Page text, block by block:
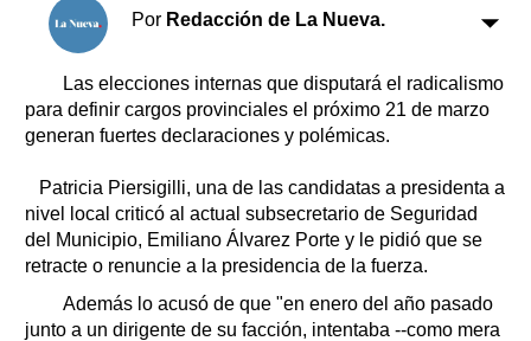
Suplementos
Transportes
Loterías
Datos Útiles
Fúnebres
Edictos
Teléfonos de urgencia
Por Redacción de La Nueva.
Las elecciones internas que disputará el radicalismo
para definir cargos provinciales el próximo 21 de marzo
generan fuertes declaraciones y polémicas.
Patricia Piersigilli, una de las candidatas a presidenta a
nivel local criticó al actual subsecretario de Seguridad
del Municipio, Emiliano Álvarez Porte y le pidió que se
retracte o renuncie a la presidencia de la fuerza.
Además lo acusó de que "en enero del año pasado
junto a un dirigente de su facción, intentaba --como mera